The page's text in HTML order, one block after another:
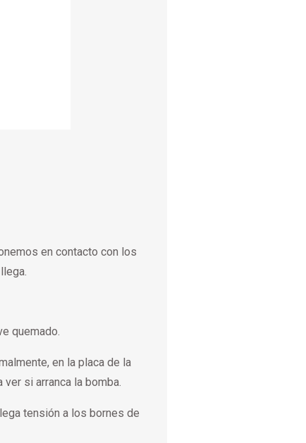
en contacto con los
quemado.
en la placa de la
si arranca la bomba.
tensión a los bornes de